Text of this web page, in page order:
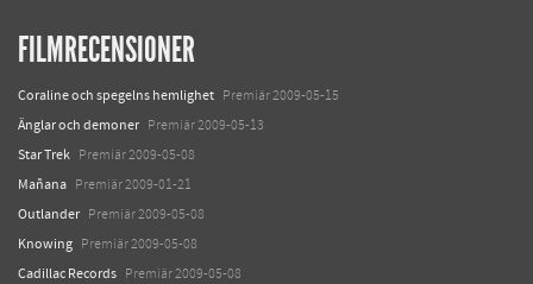
FILMRECENSIONER
Coraline och spegelns hemlighet Premiär 2009-05-15
Änglar och demoner Premiär 2009-05-13
Star Trek Premiär 2009-05-08
Mañana Premiär 2009-01-21
Outlander Premiär 2009-05-08
Knowing Premiär 2009-05-08
Cadillac Records Premiär 2009-05-08